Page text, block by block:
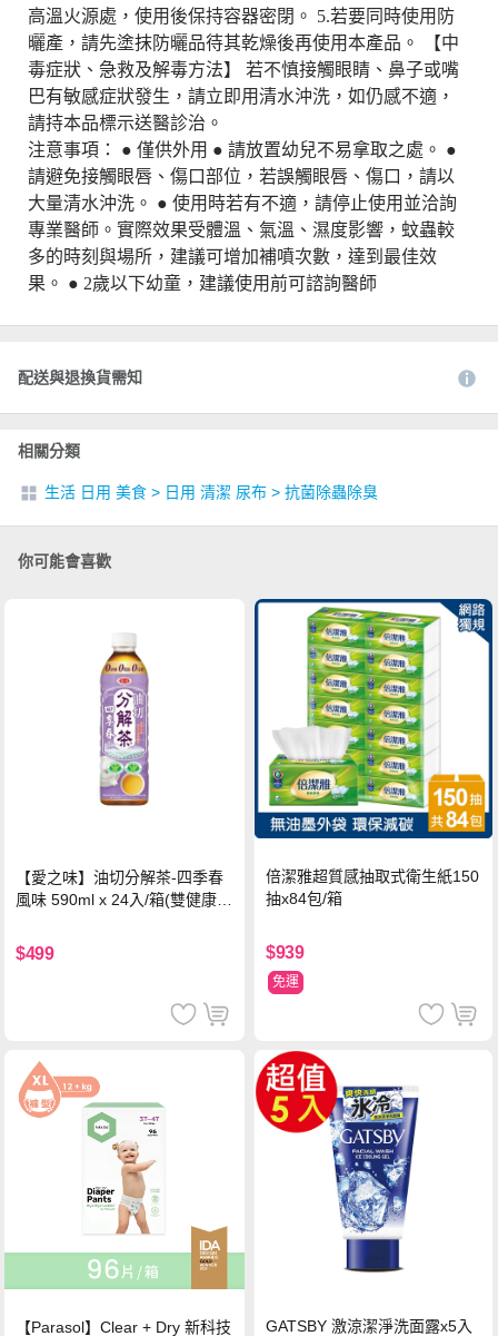
高溫火源處，使用後保持容器密閉。 5.若要同時使用防
曬產，請先塗抹防曬品待其乾燥後再使用本產品。 【中
毒症狀、急救及解毒方法】 若不慎接觸眼睛、鼻子或嘴
巴有敏感症狀發生，請立即用清水沖洗，如仍感不適，
請持本品標示送醫診治。
注意事項： ● 僅供外用 ● 請放置幼兒不易拿取之處。 ●
請避免接觸眼唇、傷口部位，若誤觸眼唇、傷口，請以
大量清水沖洗。 ● 使用時若有不適，請停止使用並洽詢
專業醫師。實際效果受體溫、氣溫、濕度影響，蚊蟲較
多的時刻與場所，建議可增加補噴次數，達到最佳效
果。 ● 2歲以下幼童，建議使用前可諮詢醫師
配送與退換貨需知
相關分類
生活 日用 美食 > 日用 清潔 尿布 > 抗菌除蟲除臭
你可能會喜歡
【愛之味】油切分解茶-四季春
風味 590ml x 24入/箱(雙健康認
$499
倍潔雅超質感抽取式衛生紙150
抽x84包/箱
$939
免運
【Parasol】Clear + Dry 新科技 GATSBY 激涼潔淨洗面露x5入